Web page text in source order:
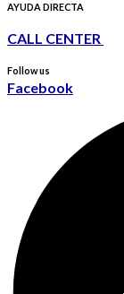
AYUDA DIRECTA
CALL CENTER
Follow us
Facebook